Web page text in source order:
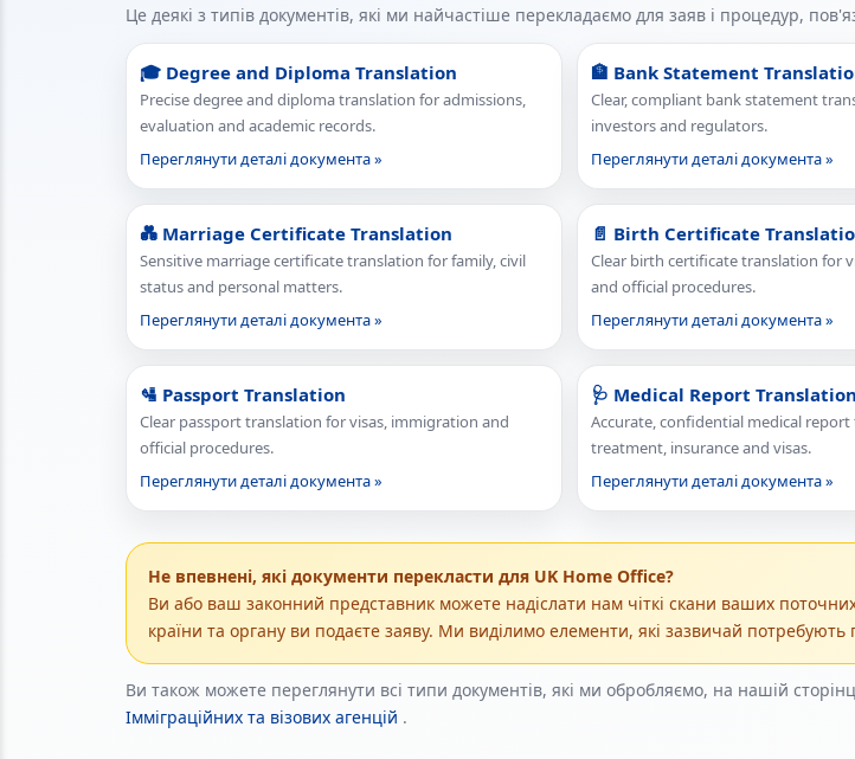
Це деякі з типів документів, які ми найчастіше перекладаємо для заяв і процедур,
🎓 Degree and Diploma Translation
Precise degree and diploma translation for admissions,
evaluation and academic records.
Переглянути деталі документа »
🏦 Bank Statement
Clear, compliant bank statement
investors and regulators.
Переглянути деталі документа »
💑 Marriage Certificate Translation
Sensitive marriage certificate translation for family, civil
status and personal matters.
Переглянути деталі документа »
📄 Birth Certificate
Clear birth certificate translation for
and official procedures.
Переглянути деталі документа »
🛂 Passport Translation
Clear passport translation for visas, immigration and
official procedures.
Переглянути деталі документа »
🩺 Medical Report Translation
Accurate, confidential medical
treatment, insurance and visas.
Переглянути деталі документа »
Не впевнені, які документи перекласти для UK Home Office?
Ви або ваш законний представник можете надіслати нам чіткі скани ваших
країни та органу ви подаєте заяву. Ми виділимо елементи, які зазвичай потребують
Ви також можете переглянути всі типи документів, які ми обробляємо, на нашій
Імміграційних та візових агенцій .